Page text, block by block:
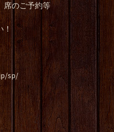
席のご予約等
sp/